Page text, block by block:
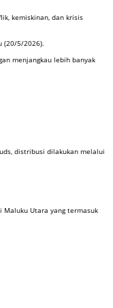
kemiskinan, dan krisis
(20/5/2026).
menjangkau lebih banyak
distribusi dilakukan melalui
Maluku Utara yang termasuk